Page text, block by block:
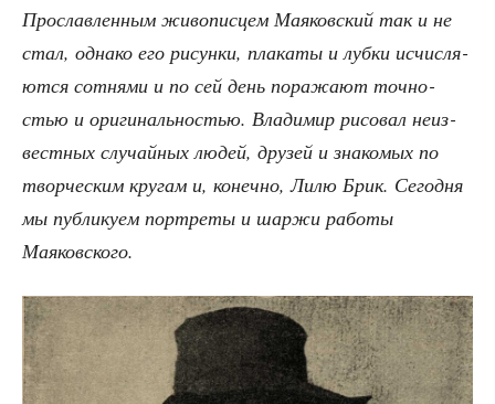
Про­слав­лен­ным живо­пис­цем Мая­ков­ский так и не
стал, одна­ко его рисун­ки, пла­ка­ты и луб­ки исчис­ля­
ют­ся сот­ня­ми и по сей день пора­жа­ют точ­но­
стью и ори­ги­наль­но­стью. Вла­ди­мир рисо­вал неиз­
вест­ных слу­чай­ных людей, дру­зей и зна­ко­мых по
твор­че­ским кру­гам и, конеч­но, Лилю Брик. Сего­дня
мы пуб­ли­ку­ем порт­ре­ты и шар­жи рабо­ты
Маяковского.